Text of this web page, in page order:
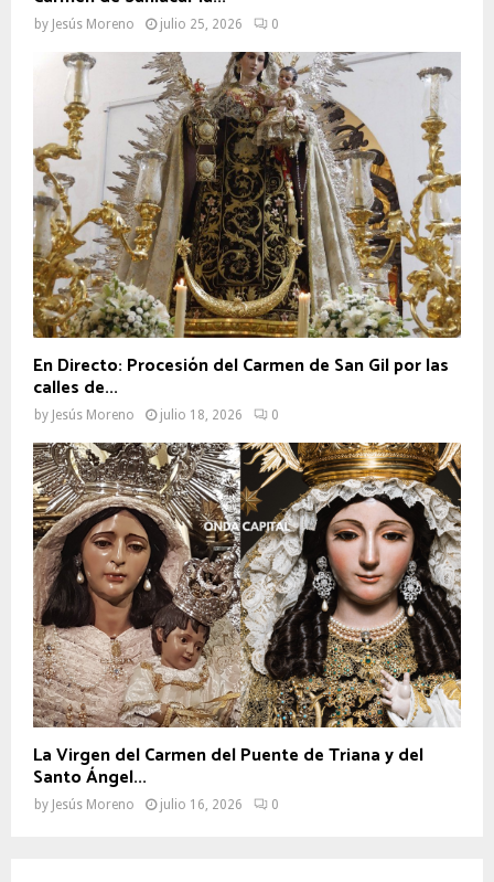
by Jesús Moreno julio 25, 2026 0
En Directo: Procesión del Carmen de San Gil por las
calles de...
by Jesús Moreno julio 18, 2026 0
La Virgen del Carmen del Puente de Triana y del
Santo Ángel...
by Jesús Moreno julio 16, 2026 0